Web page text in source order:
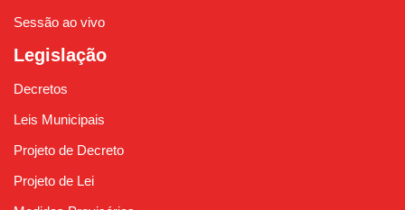
Sessão ao vivo
Legislação
Decretos
Leis Municipais
Projeto de Decreto
Projeto de Lei